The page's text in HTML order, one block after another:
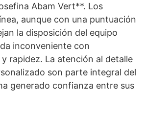
Abam Vert**. Los
aunque con una puntuación
la disposición del equipo
inconveniente con
rapidez. La atención al detalle
son parte integral del
generado confianza entre sus